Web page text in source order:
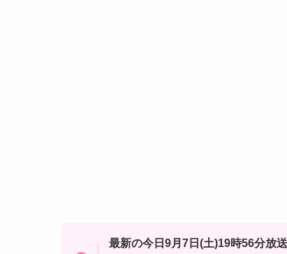
最新の今日9月7日(土)19時56分放